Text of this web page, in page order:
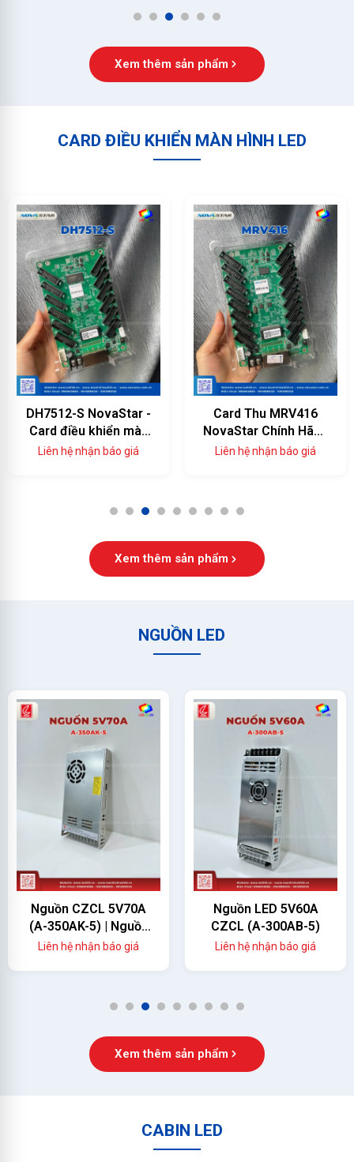
1 2 3 4 5 6
Xem thêm sản phẩm
CARD ĐIỀU KHIỂN MÀN HÌNH LED
DH7512-S NovaStar -
Card điều khiển màn
hình LED 12 cổng
Liên hệ nhận báo giá
Card Thu MRV416
NovaStar Chính Hãng
— 16 Cổng HUB75E,
Liên hệ nhận báo giá
1 2 3 4 5 6 7 8 9
Xem thêm sản phẩm
NGUỒN LED
Nguồn CZCL 5V70A
(A-350AK-5) | Nguồn
Màn Hình LED 350W
Liên hệ nhận báo giá
Nguồn LED 5V60A
CZCL (A-300AB-5)
Liên hệ nhận báo giá
1 2 3 4 5 6 7 8 9
Xem thêm sản phẩm
CABIN LED